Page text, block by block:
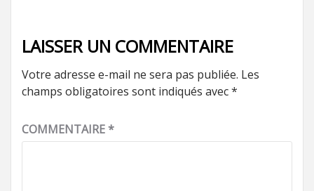
LAISSER UN COMMENTAIRE
Votre adresse e-mail ne sera pas publiée. Les
champs obligatoires sont indiqués avec*
COMMENTAIRE*